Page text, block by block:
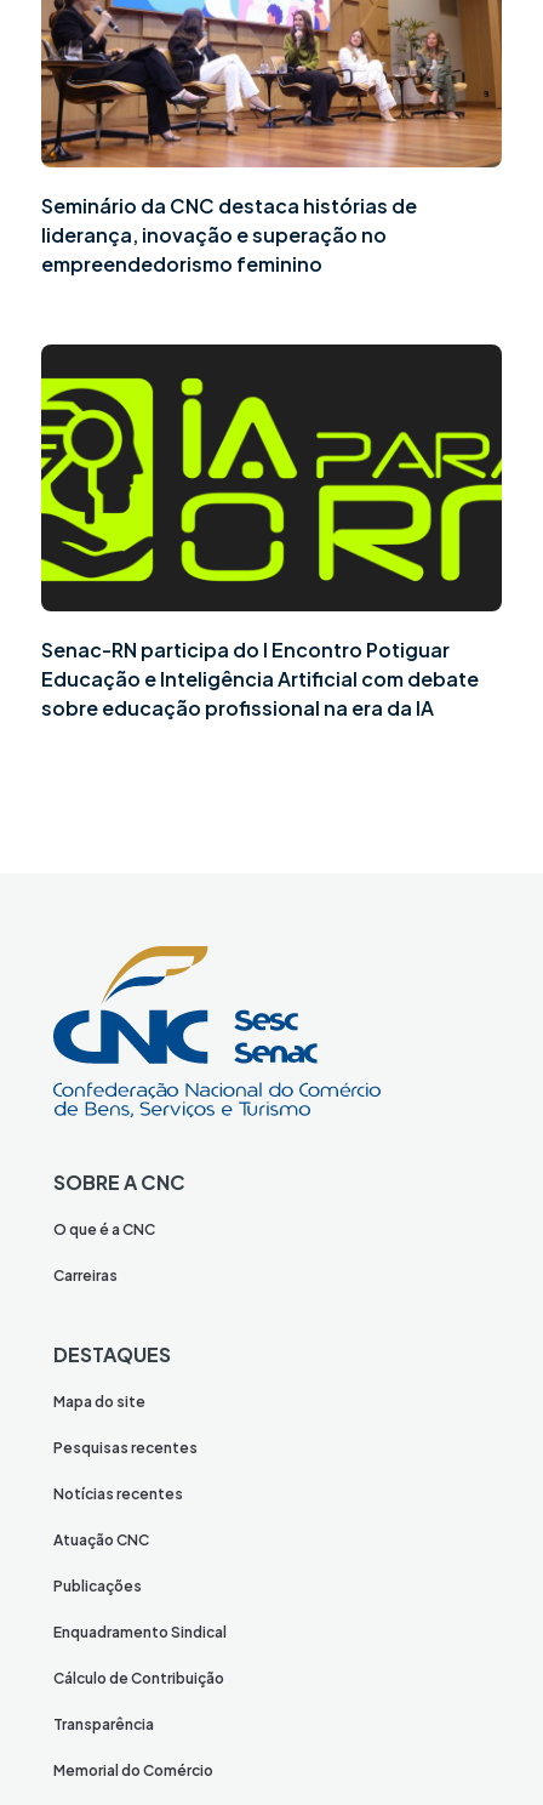
Seminário da CNC destaca histórias de
liderança, inovação e superação no
empreendedorismo feminino
Senac-RN participa do I Encontro Potiguar
Educação e Inteligência Artificial com debate
sobre educação profissional na era da IA
SOBRE A CNC
O que é a CNC
Carreiras
DESTAQUES
Mapa do site
Pesquisas recentes
Notícias recentes
Atuação CNC
Publicações
Enquadramento Sindical
Cálculo de Contribuição
Transparência
Memorial do Comércio